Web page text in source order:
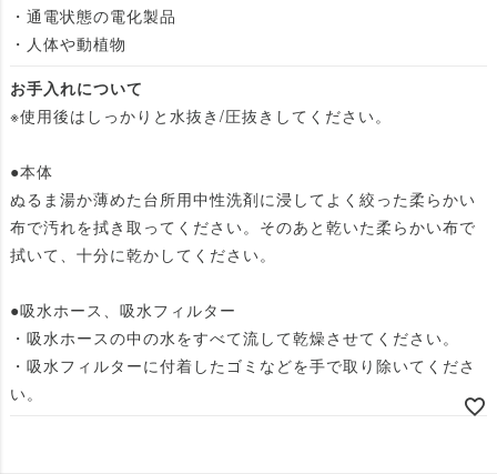
・通電状態の電化製品
・人体や動植物
お手入れについて
※使用後はしっかりと水抜き/圧抜きしてください。
●本体
ぬるま湯か薄めた台所用中性洗剤に浸してよく絞った柔らかい
布で汚れを拭き取ってください。そのあと乾いた柔らかい布で
拭いて、十分に乾かしてください。
●吸水ホース、吸水フィルター
・吸水ホースの中の水をすべて流して乾燥させてください。
・吸水フィルターに付着したゴミなどを手で取り除いてくださ
い。